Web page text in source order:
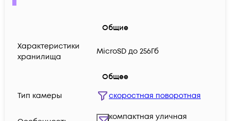
Общие
Характеристики
хранилища
MicroSD до 256Гб
Общее
Тип камеры
скоростная поворотная
компактная уличная